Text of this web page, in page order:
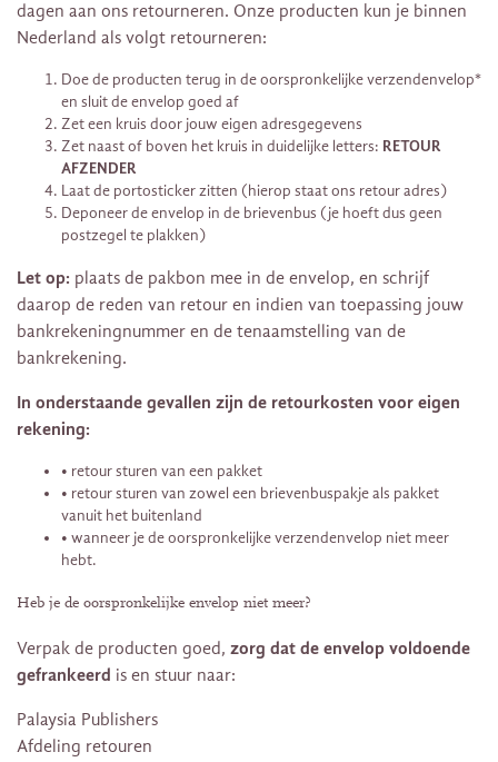
dagen aan ons retourneren. Onze producten kun je binnen
Nederland als volgt retourneren:
Doe de producten terug in de oorspronkelijke verzendenvelop*
en sluit de envelop goed af
Zet een kruis door jouw eigen adresgegevens
Zet naast of boven het kruis in duidelijke letters: RETOUR
AFZENDER
Laat de portosticker zitten (hierop staat ons retour adres)
Deponeer de envelop in de brievenbus (je hoeft dus geen
postzegel te plakken)
Let op: plaats de pakbon mee in de envelop, en schrijf
daarop de reden van retour en indien van toepassing jouw
bankrekeningnummer en de tenaamstelling van de
bankrekening.
In onderstaande gevallen zijn de retourkosten voor eigen
rekening:
• retour sturen van een pakket
• retour sturen van zowel een brievenbuspakje als pakket
vanuit het buitenland
• wanneer je de oorspronkelijke verzendenvelop niet meer
hebt.
Heb je de oorspronkelijke envelop niet meer?
Verpak de producten goed, zorg dat de envelop voldoende
gefrankeerd is en stuur naar:
Palaysia Publishers
Afdeling retouren